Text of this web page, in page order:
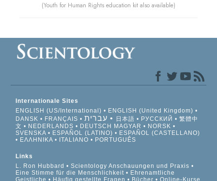
(Youth for Human Rights education kit also available)
Internationale Sites
ENGLISH (US/International)
ENGLISH (United Kingdom)
DANSK
FRANÇAIS עברית 日本語 РУССКИЙ
繁體中
文
NEDERLANDS DEUTSCH MAGYAR
NORSK
SVENSKA
ESPAÑOL (LATINO)
ESPAÑOL (CASTELLANO)
ΕΛΛΗΝΙΚA
ITALIANO PORTUGUÊS
Links
L. Ron Hubbard
Scientology Anschauungen und Praxis
Eine Stimme für die Menschlichkeit
Ehrenamtliche
Geistliche
Häufig gestellte Fragen Bücher Online-Kurse